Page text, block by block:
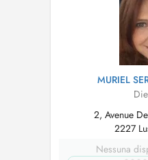
artérielles, les
MURIEL
2, Avenue
2227
Nessuna